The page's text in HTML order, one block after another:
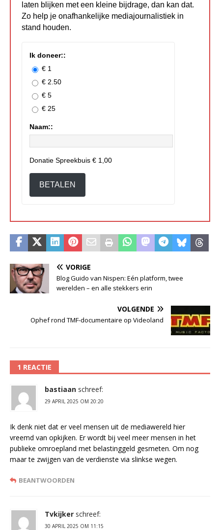
laten blijken met een kleine bijdrage, dan kan dat.
Zo help je onafhankelijke mediajournalistiek in
stand houden.
Ik doneer::
€ 1
€ 2.50
€ 5
€ 25
Naam::
Donatie Spreekbuis € 1,00
BETALEN
VORIGE
Blog Guido van Nispen: Eén platform, twee
werelden – en alle stekkers erin
VOLGENDE
Ophef rond TMF-documentaire op Videoland
1 REACTIE
bastiaan schreef:
29 APRIL 2025 OM 20:20
Ik denk niet dat er veel mensen uit de mediawereld hier
vreemd van opkijken. Er wordt bij veel meer mensen in het
publieke omroepland met belastinggeld gesmeten. Om nog
maar te zwijgen van de verdienste via slinkse wegen.
BEANTWOORDEN
Tvkijker schreef:
30 APRIL 2025 OM 11:15